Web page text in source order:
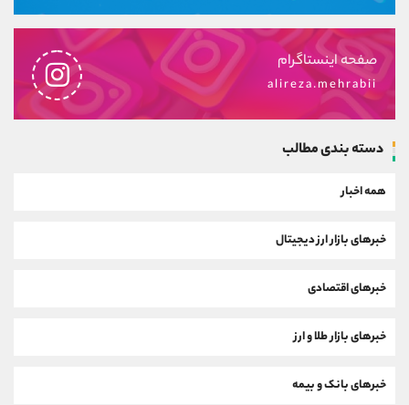
صفحه اینستاگرام
alireza.mehrabii
دسته بندی مطالب
همه اخبار
خبرهای بازار ارز دیجیتال
خبرهای اقتصادی
خبرهای بازار طلا و ارز
خبرهای بانک و بیمه